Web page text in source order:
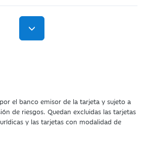
el banco emisor de la tarjeta y sujeto a
de riesgos. Quedan excluidas las tarjetas
y las tarjetas con modalidad de